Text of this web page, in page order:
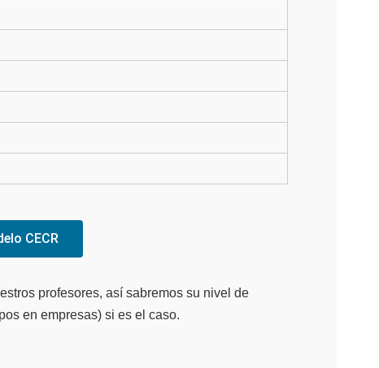
CECR
profesores, así sabremos su nivel de
en empresas) si es el caso.